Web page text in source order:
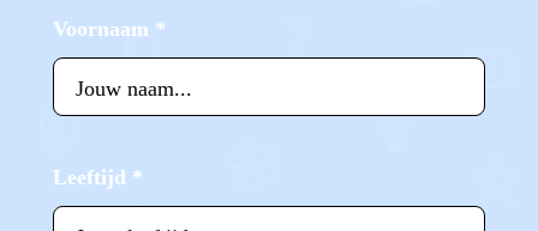
Voornaam *
Leeftijd *